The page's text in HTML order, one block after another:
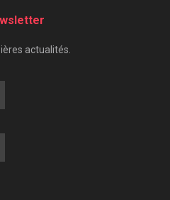
actualités.